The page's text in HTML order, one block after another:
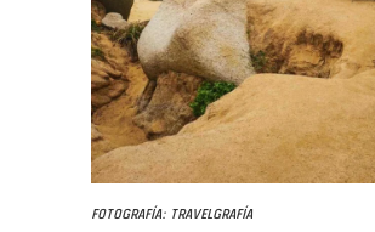
Fotografía: Travelgrafía